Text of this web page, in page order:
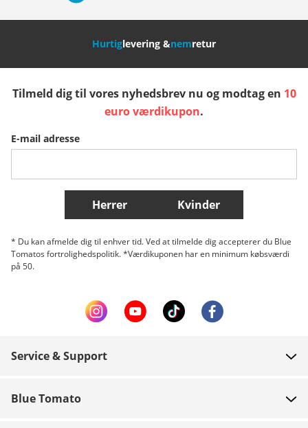
Nederland Italia (Italiano) Italien (Deutsch)
Slovenija
Belgique (Français) Danmark Norge
Flere lande
Hurtiglevering &nemretur
Tilmeld dig til vores nyhedsbrev nu og modtag en 10
euro værdikupon.
E-mail adresse
Herrer Kvinder
* Du kan afmelde dig til enhver tid. Ved at tilmelde dig accepterer du Blue
Tomatos fortrolighedspolitik. *Værdikuponen har en minimum købsværdi
på 50.
Service & Support
Blue Tomato